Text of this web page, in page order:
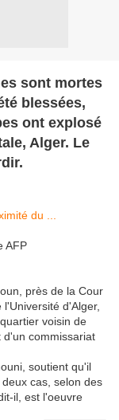
sont mortes
blessées,
ont explosé
Alger. Le
AFP
près de la Cour
d'Alger,
voisin de
d'un commissariat
soutient qu'il
cas, selon des
il, est l'oeuvre